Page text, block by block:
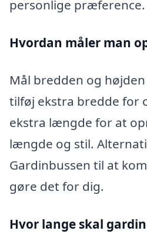
personlige præference.
Hvordan måler man
Mål bredden og
tilføj ekstra bredde for
ekstra længde for at
længde og stil.
Gardinbussen til at
gøre det for dig.
Hvor lange skal